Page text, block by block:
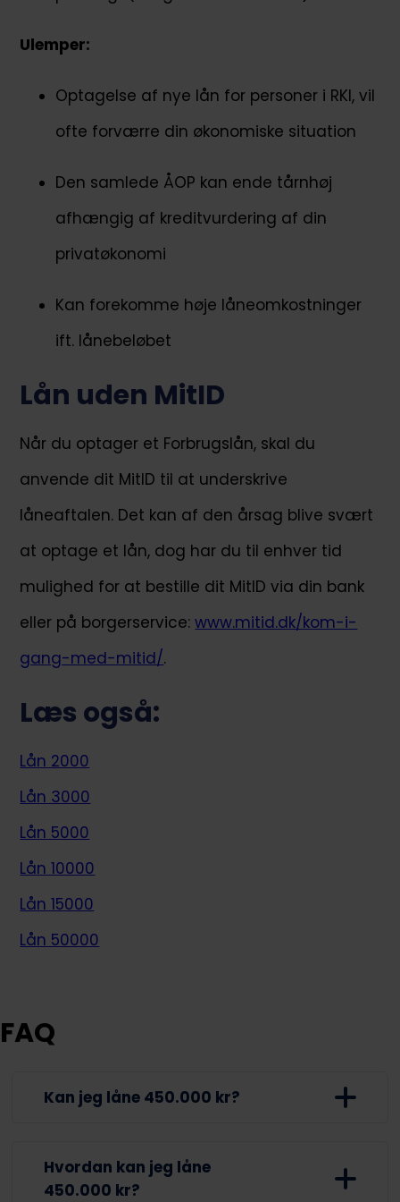
Ulemper:
Optagelse af nye lån for personer i RKI, vil
ofte forværre din økonomiske situation
Den samlede ÅOP kan ende tårnhøj
afhængig af kreditvurdering af din
privatøkonomi
Kan forekomme høje låneomkostninger
ift. lånebeløbet
Lån uden MitID
Når du optager et Forbrugslån, skal du
anvende dit MitID til at underskrive
låneaftalen. Det kan af den årsag blive svært
at optage et lån, dog har du til enhver tid
mulighed for at bestille dit MitID via din bank
eller på borgerservice:www.mitid.dk/kom-i-
gang-med-mitid/.
Læs også:
Lån 2000
Lån 3000
Lån 5000
Lån 10000
Lån 15000
Lån 50000
FAQ
Kan jeg låne 450.000 kr?
gennem en række velkendte långivere,
hvor låneprocessen er super nem og
Hvordan kan jeg låne
450.000 kr?